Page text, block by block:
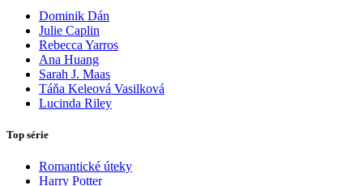
Dominik Dán
Julie Caplin
Rebecca Yarros
Ana Huang
Sarah J. Maas
Táňa Keleová Vasilková
Lucinda Riley
Top série
Romantické úteky
Harry Potter